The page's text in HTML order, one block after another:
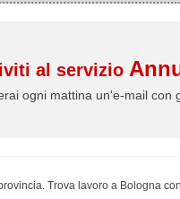
al servizio
ogni mattina un'e-mail con
Trova lavoro a Bologna